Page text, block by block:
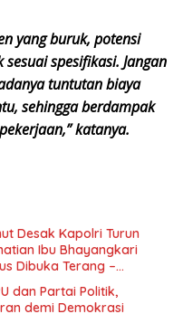
yang buruk, potensi
spesifikasi. Jangan
tuntutan biaya
sehingga berdampak
katanya.
Desak Kapolri Turun
Ibu Bhayangkari
Dibuka Terang –
dan Partai Politik,
demi Demokrasi